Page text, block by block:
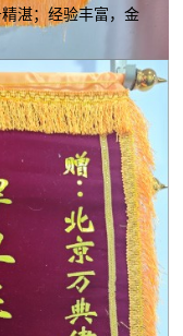
湛；经验丰富，金